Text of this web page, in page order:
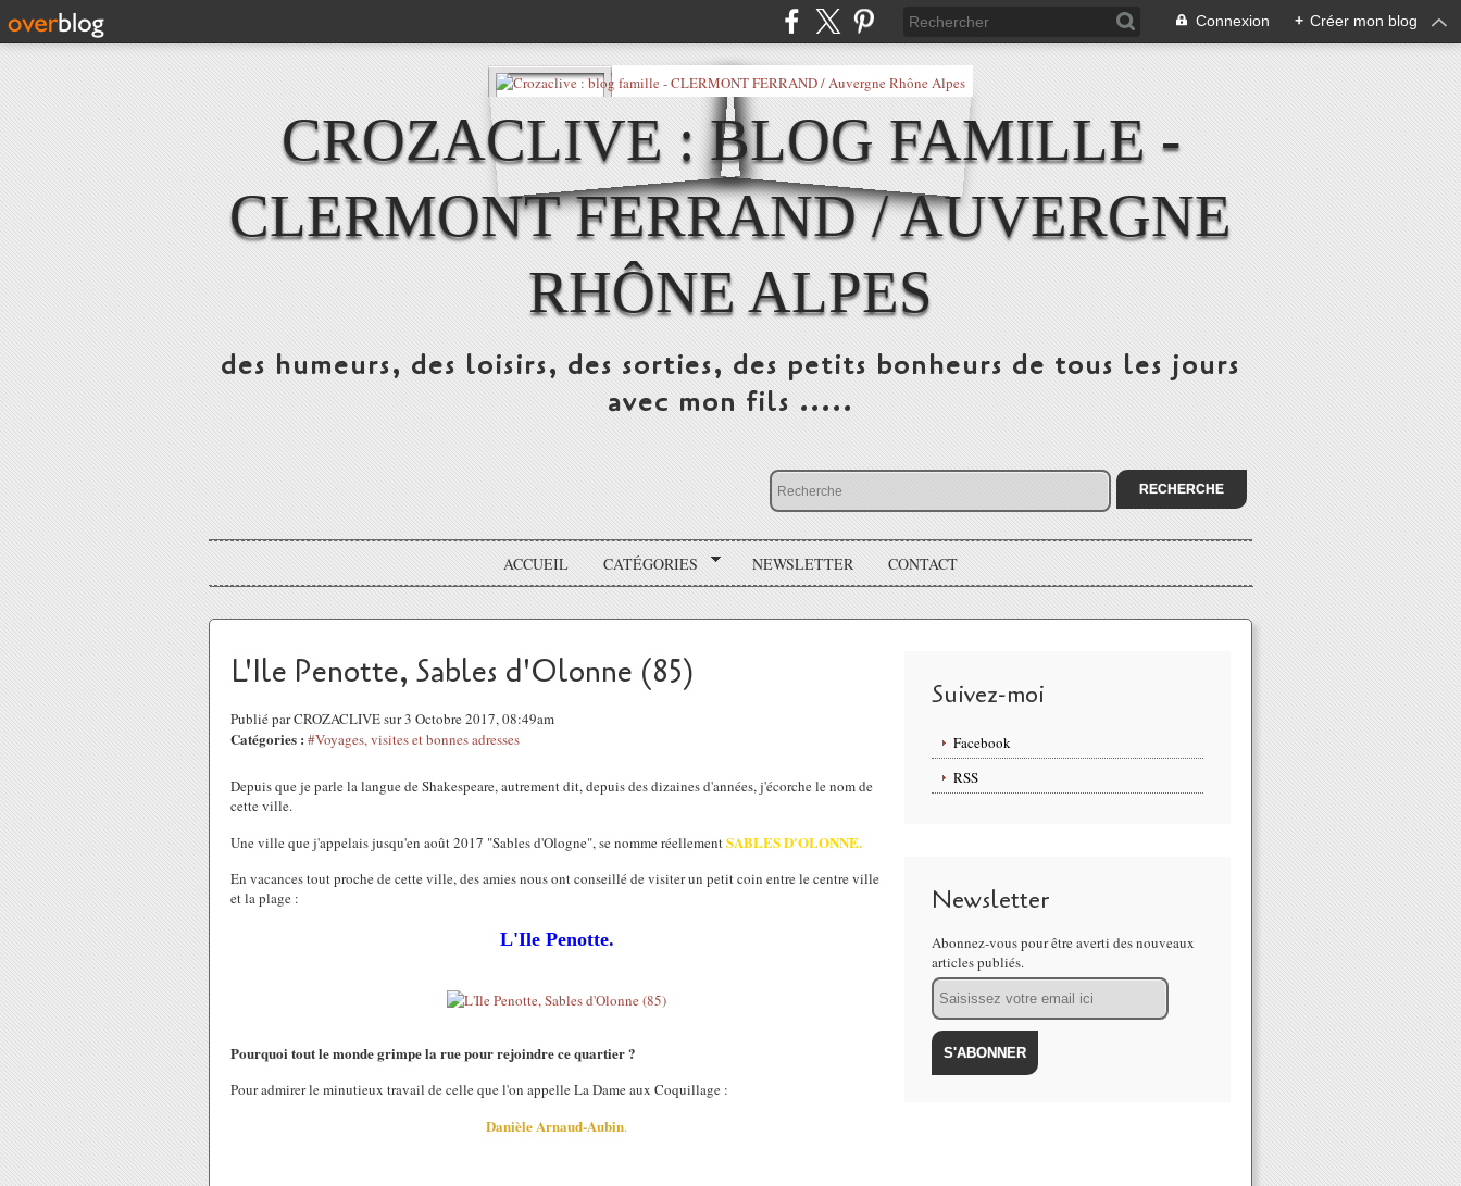
Connexion + Créer mon blog
CROZACLIVE : BLOG FAMILLE -
CLERMONT FERRAND / AUVERGNE
RHÔNE ALPES
des humeurs, des loisirs, des sorties, des petits bonheurs de tous les jours
avec mon fils .....
ACCUEIL CATÉGORIES NEWSLETTER CONTACT
L'Ile Penotte, Sables d'Olonne (85)
Publié par CROZACLIVE sur 3 Octobre 2017, 08:49am
Catégories : #Voyages, visites et bonnes adresses
Depuis que je parle la langue de Shakespeare, autrement dit, depuis des dizaines d'années, j'écorche le nom de
cette ville.
Une ville que j'appelais jusqu'en août 2017 "Sables d'Ologne", se nomme réellementSABLES D'OLONNE.
En vacances tout proche de cette ville, des amies nous ont conseillé de visiter un petit coin entre le centre ville
et la plage :
L'Ile Penotte.
Pourquoi tout le monde grimpe la rue pour rejoindre ce quartier ?
Pour admirer le minutieux travail de celle que l'on appelle La Dame aux Coquillage :
Danièle Arnaud-Aubin.
Suivez-moi
Facebook
RSS
Newsletter
Abonnez-vous pour être averti des nouveaux
articles publiés.
Email